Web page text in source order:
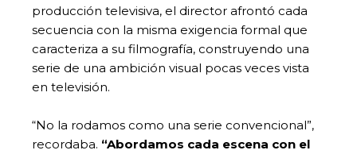
producción televisiva, el director afrontó cada
secuencia con la misma exigencia formal que
caracteriza a su filmografía, construyendo una
serie de una ambición visual pocas veces vista
en televisión.
“No la rodamos como una serie convencional”,
recordaba. “Abordamos cada escena con el